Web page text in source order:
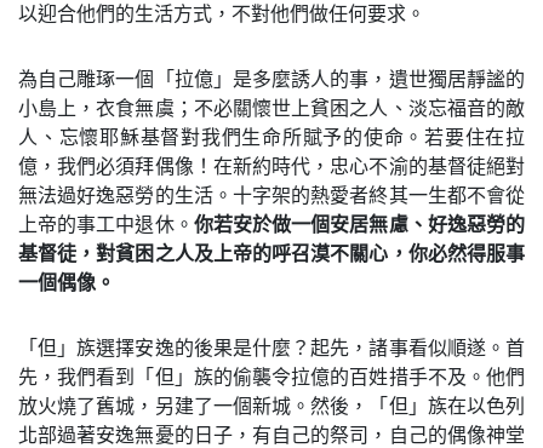
以迎合他們的生活方式，不對他們做任何要求。
為自己雕琢一個「拉億」是多麼誘人的事，遺世獨居靜謐的
小島上，衣食無虞；不必關懷世上貧困之人、淡忘福音的敵
人、忘懷耶穌基督對我們生命所賦予的使命。若要住在拉
億，我們必須拜偶像！在新約時代，忠心不渝的基督徒絕對
無法過好逸惡勞的生活。十字架的熱愛者終其一生都不會從
上帝的事工中退休。 你若安於做一個安居無慮、好逸惡勞的
基督徒，對貧困之人及上帝的呼召漠不關心，你必然得服事
一個偶像。
「但」族選擇安逸的後果是什麼？起先，諸事看似順遂。首
先，我們看到「但」族的偷襲令拉億的百姓措手不及。他們
放火燒了舊城，另建了一個新城。然後，「但」族在以色列
北部過著安逸無憂的日子，有自己的祭司，自己的偶像神堂